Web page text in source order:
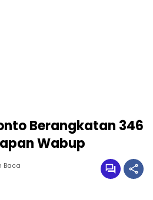
Berangkatan 346
Wabup
Baca